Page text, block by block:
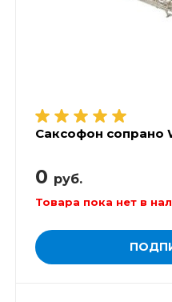
Саксофон сопрано
0 руб.
Товара пока нет в